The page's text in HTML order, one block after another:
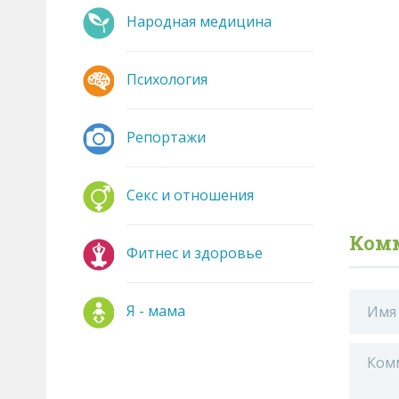
Народная медицина
Психология
Репортажи
Секс и отношения
Фитнес и здоровье
Я - мама